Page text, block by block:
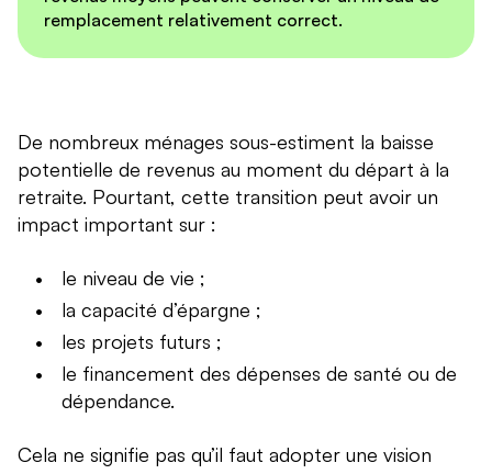
remplacement relativement correct.
De nombreux ménages sous-estiment la baisse
potentielle de revenus au moment du départ à la
retraite. Pourtant, cette transition peut avoir un
impact important sur :
le niveau de vie ;
la capacité d’épargne ;
les projets futurs ;
le financement des dépenses de santé ou de
dépendance.
Cela ne signifie pas qu’il faut adopter une vision